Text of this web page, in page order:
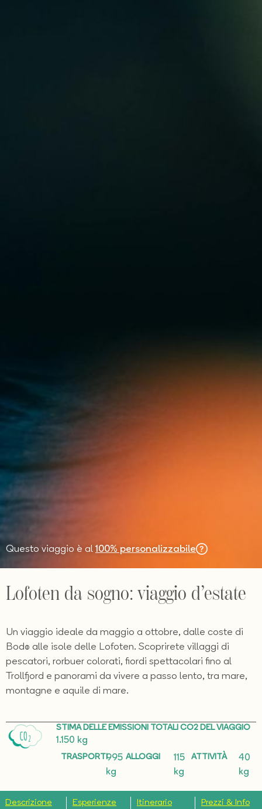
Questo viaggio è al 100% personalizzabile
Lofoten da sogno: viaggio d’estate
Un viaggio ideale da maggio a ottobre, dalle coste di
Bodø alle isole delle Lofoten. Scoprirete villaggi di
pescatori, rorbuer colorati, fiordi spettacolari fino al
Trollfjord e panorami da vivere a passo lento, tra mare,
montagne e aquile di mare.
STIMA DELLE EMISSIONI TOTALI CO2 DEL VIAGGIO
1.150 kg
TRASPORTI995
kg
ALLOGGI
115
kg
ATTIVITÀ
40
kg
Descrizione Esperienze Itinerario Prezzi & Info